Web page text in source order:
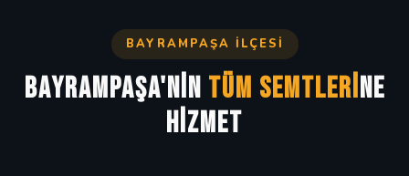
BAYRAMPAŞA İLÇESI
Bayrampaşa'nin Tüm Semtlerine
Hizmet